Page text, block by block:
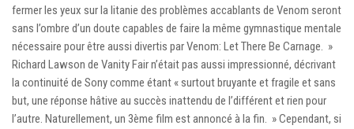
fermer les yeux sur la litanie des problèmes accablants de Venom seront
sans l’ombre d’un doute capables de faire la même gymnastique mentale
nécessaire pour être aussi divertis par Venom: Let There Be Carnage. »
Richard Lawson de Vanity Fair n’était pas aussi impressionné, décrivant
la continuité de Sony comme étant « surtout bruyante et fragile et sans
but, une réponse hâtive au succès inattendu de l’différent et rien pour
l’autre. Naturellement, un 3ème film est annoncé à la fin. » Cependant, si